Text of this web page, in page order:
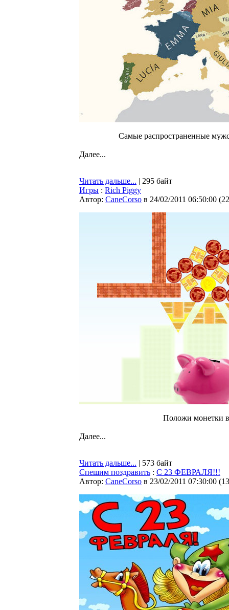
Самые распространенные
Далее...
Читать дальше... | 295 байт
Игры : Rich Piggy
Автор: CaneCorso в 24/02/2011 06:50:00 (
Положи монетки
Далее...
Читать дальше... | 573 байт
Спешим поздравить : С 23 ФЕВРАЛЯ!!!
Автор: CaneCorso в 23/02/2011 07:30:00 (